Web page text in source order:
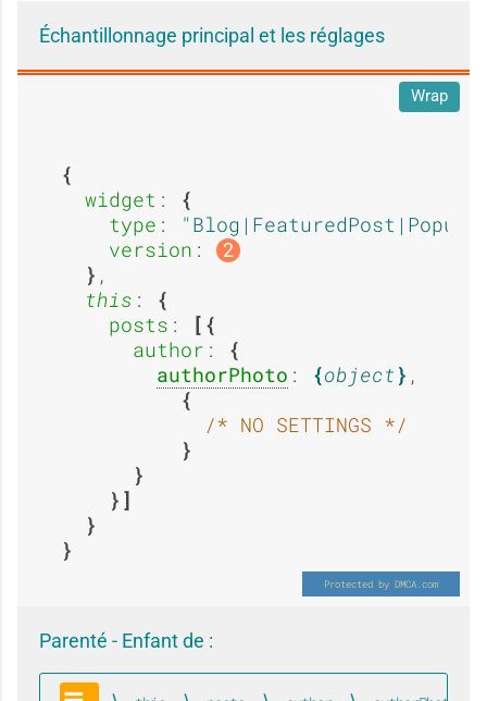
u
c
u
n
e
u
u
n
e
e
:
A
u
c
u
e
:
u
Échantillonnage principal et les réglages
widget :
type :
version : 2
,
this :
posts :
author :
authorPhoto : object
,
/* NO SETTINGS */
Wrap
Parenté - Enfant de :